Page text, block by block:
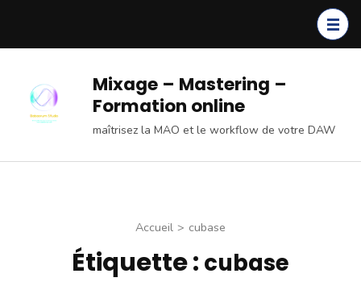
Entrée)
Mixage – Mastering –
Formation online
maîtrisez la MAO et le workflow de votre DAW
Accueil > cubase
Étiquette : cubase